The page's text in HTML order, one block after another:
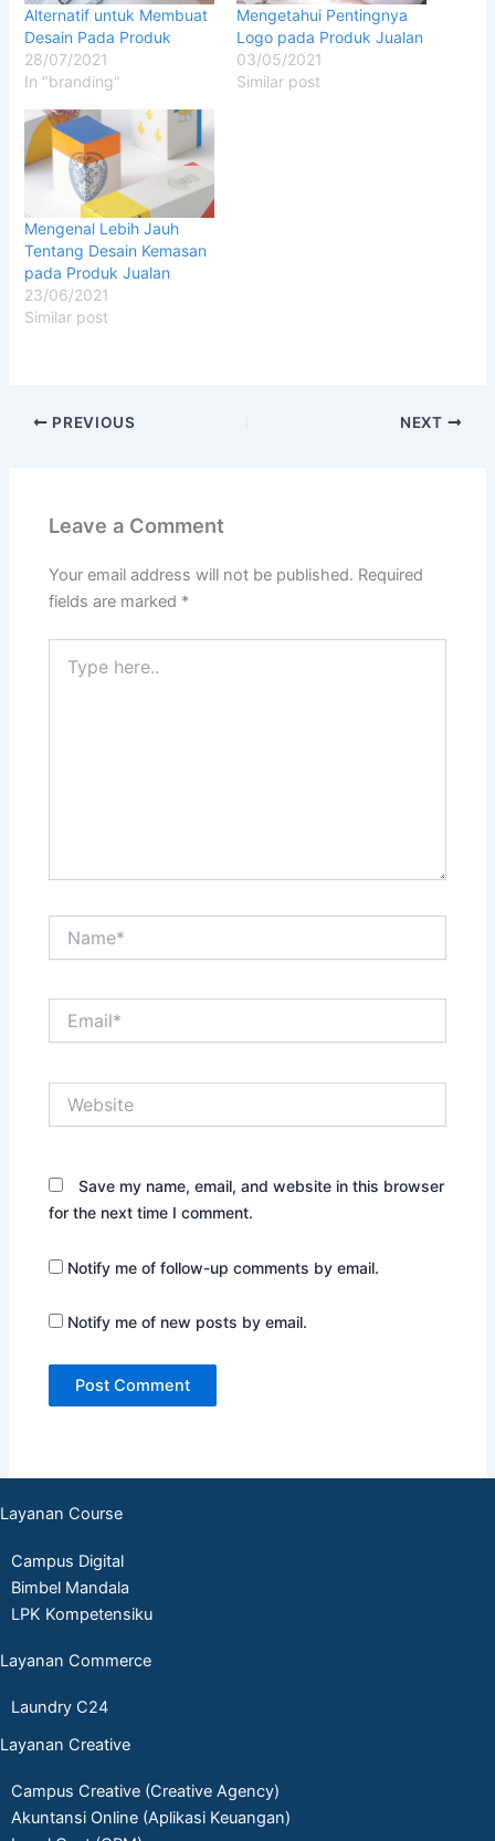
Alternatif untuk Membuat
Desain Pada Produk
28/07/2021
In "branding"
Mengetahui Pentingnya
Logo pada Produk Jualan
03/05/2021
Similar post
Mengenal Lebih Jauh
Tentang Desain Kemasan
pada Produk Jualan
23/06/2021
Similar post
PREVIOUS NEXT
Leave a Comment
Your email address will not be published. Required
fields are marked *
here..
Save my name, email, and website in this browser
for the next time I comment.
Notify me of follow-up comments by email.
Notify me of new posts by email.
Layanan Course
Campus Digital
Bimbel Mandala
LPK Kompetensiku
Layanan Commerce
Laundry C24
Layanan Creative
Campus Creative (Creative Agency)
Akuntansi Online (Aplikasi Keuangan)